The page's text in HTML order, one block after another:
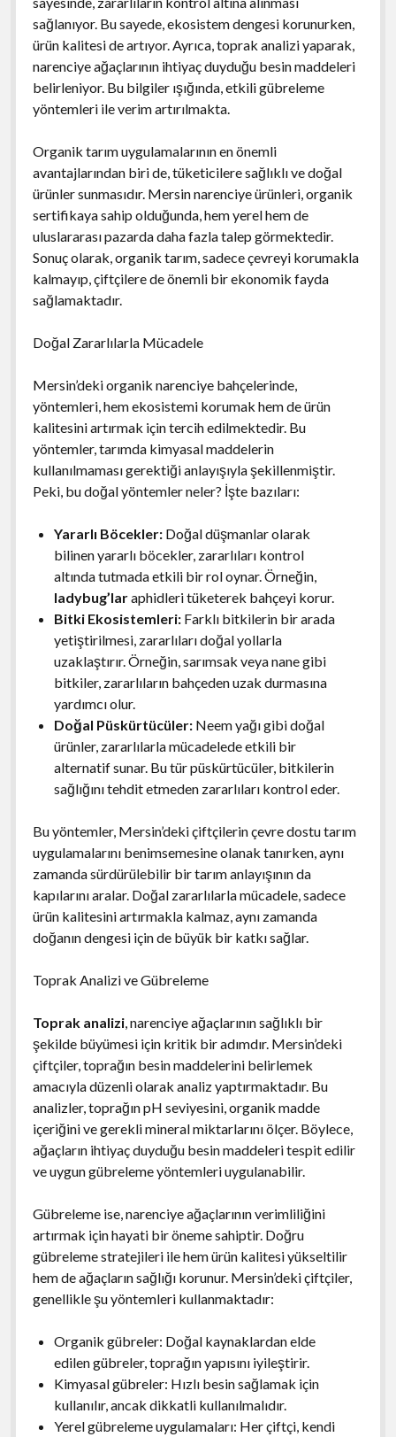
sağlanıyor. Bu sayede, ekosistem dengesi korunurken,
ürün kalitesi de artıyor. Ayrıca, toprak analizi yaparak,
narenciye ağaçlarının ihtiyaç duyduğu besin maddeleri
belirleniyor. Bu bilgiler ışığında, etkili gübreleme
yöntemleri ile verim artırılmakta.
Organik tarım uygulamalarının en önemli
avantajlarından biri de, tüketicilere sağlıklı ve doğal
ürünler sunmasıdır. Mersin narenciye ürünleri, organik
sertifikaya sahip olduğunda, hem yerel hem de
uluslararası pazarda daha fazla talep görmektedir.
Sonuç olarak, organik tarım, sadece çevreyi korumakla
kalmayıp, çiftçilere de önemli bir ekonomik fayda
sağlamaktadır.
Doğal Zararlılarla Mücadele
Mersin’deki organik narenciye bahçelerinde,
yöntemleri, hem ekosistemi korumak hem de ürün
kalitesini artırmak için tercih edilmektedir. Bu
yöntemler, tarımda kimyasal maddelerin
kullanılmaması gerektiği anlayışıyla şekillenmiştir.
Peki, bu doğal yöntemler neler? İşte bazıları:
Yararlı Böcekler:Doğal düşmanlar olarak
bilinen yararlı böcekler, zararlıları kontrol
altında tutmada etkili bir rol oynar. Örneğin,
ladybug’laraphidleri tüketerek bahçeyi korur.
Bitki Ekosistemleri:Farklı bitkilerin bir arada
yetiştirilmesi, zararlıları doğal yollarla
uzaklaştırır. Örneğin, sarımsak veya nane gibi
bitkiler, zararlıların bahçeden uzak durmasına
yardımcı olur.
Doğal Püskürtücüler:Neem yağı gibi doğal
ürünler, zararlılarla mücadelede etkili bir
alternatif sunar. Bu tür püskürtücüler, bitkilerin
sağlığını tehdit etmeden zararlıları kontrol eder.
Bu yöntemler, Mersin’deki çiftçilerin çevre dostu tarım
uygulamalarını benimsemesine olanak tanırken, aynı
zamanda sürdürülebilir bir tarım anlayışının da
kapılarını aralar. Doğal zararlılarla mücadele, sadece
ürün kalitesini artırmakla kalmaz, aynı zamanda
doğanın dengesi için de büyük bir katkı sağlar.
Toprak Analizi ve Gübreleme
Toprak analizi, narenciye ağaçlarının sağlıklı bir
şekilde büyümesi için kritik bir adımdır. Mersin’deki
çiftçiler, toprağın besin maddelerini belirlemek
amacıyla düzenli olarak analiz yaptırmaktadır. Bu
analizler, toprağın pH seviyesini, organik madde
içeriğini ve gerekli mineral miktarlarını ölçer. Böylece,
ağaçların ihtiyaç duyduğu besin maddeleri tespit edilir
ve uygun gübreleme yöntemleri uygulanabilir.
Gübreleme ise, narenciye ağaçlarının verimliliğini
artırmak için hayati bir öneme sahiptir. Doğru
gübreleme stratejileri ile hem ürün kalitesi yükseltilir
hem de ağaçların sağlığı korunur. Mersin’deki çiftçiler,
genellikle şu yöntemleri kullanmaktadır:
Organik gübreler: Doğal kaynaklardan elde
edilen gübreler, toprağın yapısını iyileştirir.
Kimyasal gübreler: Hızlı besin sağlamak için
kullanılır, ancak dikkatli kullanılmalıdır.
Yerel gübreleme uygulamaları: Her çiftçi, kendi